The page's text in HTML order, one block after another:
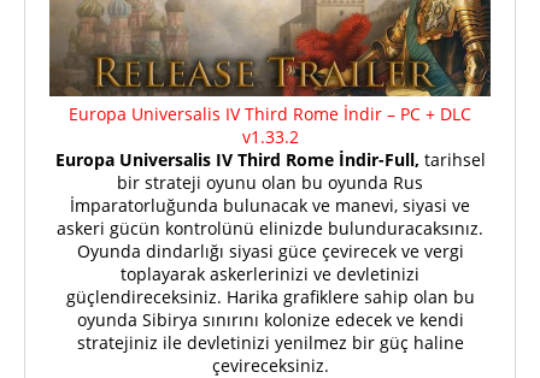
Europa Universalis IV Third Rome İndir – PC + DLC
v1.33.2
Europa Universalis IV Third Rome İndir-Full, tarihsel
bir strateji oyunu olan bu oyunda Rus
İmparatorluğunda bulunacak ve manevi, siyasi ve
askeri gücün kontrolünü elinizde bulunduracaksınız.
Oyunda dindarlığı siyasi güce çevirecek ve vergi
toplayarak askerlerinizi ve devletinizi
güçlendireceksiniz. Harika grafiklere sahip olan bu
oyunda Sibirya sınırını kolonize edecek ve kendi
stratejiniz ile devletinizi yenilmez bir güç haline
çevireceksiniz.